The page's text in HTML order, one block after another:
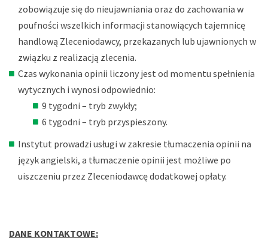
zobowiązuje się do nieujawniania oraz do zachowania w
poufności wszelkich informacji stanowiących tajemnicę
handlową Zleceniodawcy, przekazanych lub ujawnionych w
związku z realizacją zlecenia.
Czas wykonania opinii liczony jest od momentu spełnienia
wytycznych i wynosi odpowiednio:
9 tygodni – tryb zwykły;
6 tygodni – tryb przyspieszony.
Instytut prowadzi usługi w zakresie tłumaczenia opinii na
język angielski, a tłumaczenie opinii jest możliwe po
uiszczeniu przez Zleceniodawcę dodatkowej opłaty.
DANE KONTAKTOWE: